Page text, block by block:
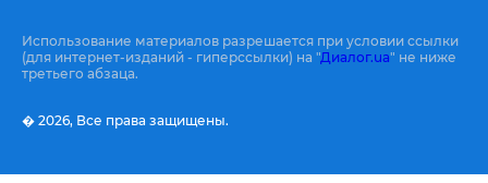
Использование материалов разрешается при условии ссылки
(для интернет-изданий - гиперссылки) на "Диалог.ua" не ниже
третьего абзаца.
� 2026, Все права защищены.